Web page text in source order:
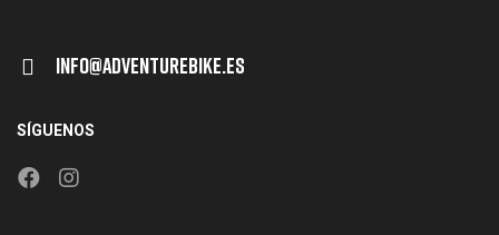
Info@adventurebike.es
SÍGUENOS